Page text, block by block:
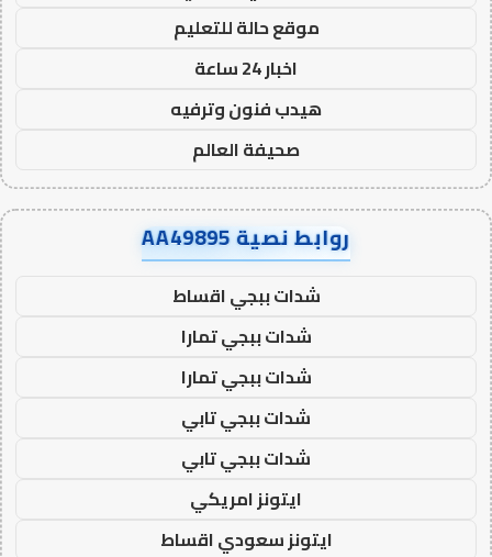
موقع حالة للتعليم
اخبار 24 ساعة
هيدب فنون وترفيه
صحيفة العالم
روابط نصية AA49895
شدات ببجي اقساط
شدات ببجي تمارا
شدات ببجي تمارا
شدات ببجي تابي
شدات ببجي تابي
ايتونز امريكي
ايتونز سعودي اقساط